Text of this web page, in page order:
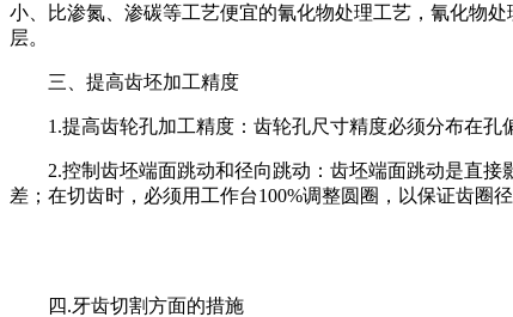
小、比渗氮、渗碳等工艺便宜的氰化物处理工艺，氰化物
层。
三、提高齿坯加工精度
1.提高齿轮孔加工精度：齿轮孔尺寸精度必须分布在孔
2.控制齿坯端面跳动和径向跳动：齿坯端面跳动是直
差；在切齿时，必须用工作台100%调整圆圈，以保证齿圈径
四.牙齿切割方面的措施